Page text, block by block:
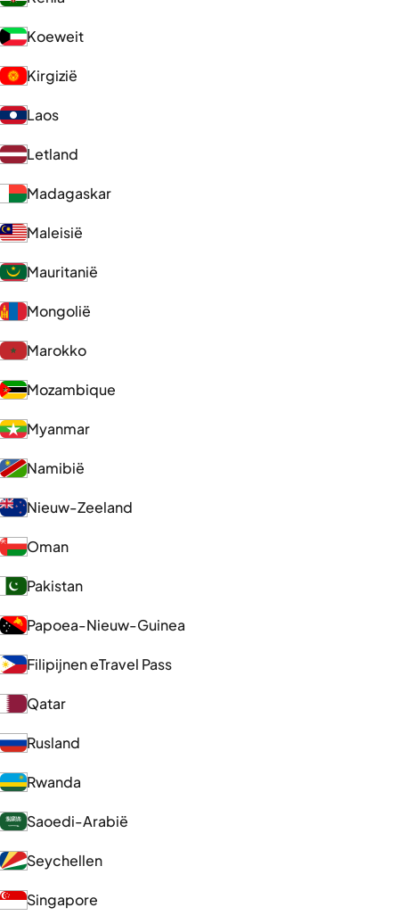
Koeweit
Kirgizië
Laos
Letland
Madagaskar
Maleisië
Mauritanië
Mongolië
Marokko
Mozambique
Myanmar
Namibië
Nieuw-Zeeland
Oman
Pakistan
Papoea-Nieuw-Guinea
Filipijnen eTravel Pass
Qatar
Rusland
Rwanda
Saoedi-Arabië
Seychellen
Singapore